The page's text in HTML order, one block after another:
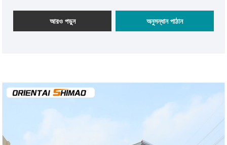
আকার ডিজাইন করতে পারে।
আরও পড়ুন অনুসন্ধান পাঠান